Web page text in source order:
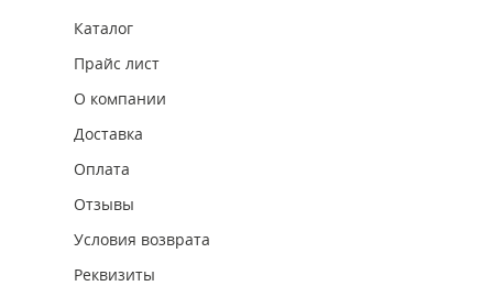
Каталог
Прайс лист
О компании
Доставка
Оплата
Отзывы
Условия возврата
Реквизиты